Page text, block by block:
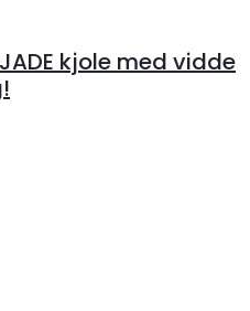
kjole med vidde